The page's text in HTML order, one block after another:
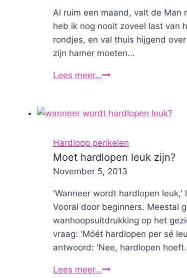
Al ruim een maand, valt de Man
heb ik nog nooit zoveel last van
rondjes, en val thuis hijgend
zijn hamer moeten...
Lees meer…De
de
valt
mij
lastig!
Hardloop perikelen
Moet hardlopen leuk zijn?
ByNicole
November 5, 2013
'Wanneer wordt hardlopen
Vooral door beginners. Meestal
wanhoopsuitdrukking op het
vraag: 'Móét hardlopen per sé
antwoord: 'Nee, hardlopen
Lees meer…Moet